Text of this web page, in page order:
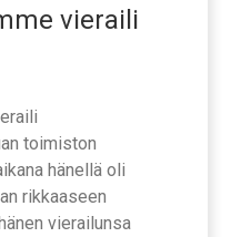
vieraili
toimiston
hänellä oli
rikkaaseen
vierailunsa